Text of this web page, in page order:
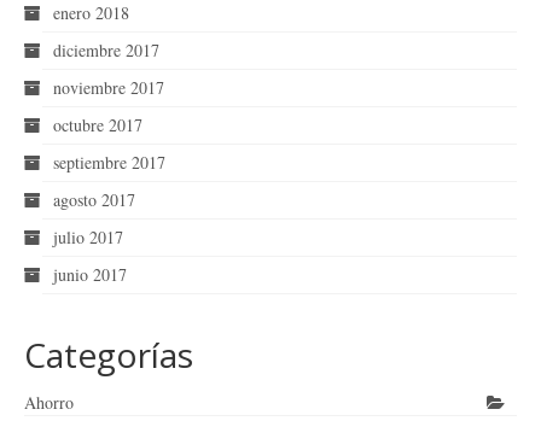
enero 2018
diciembre 2017
noviembre 2017
octubre 2017
septiembre 2017
agosto 2017
julio 2017
junio 2017
Categorías
Ahorro